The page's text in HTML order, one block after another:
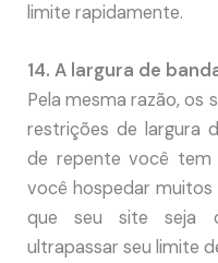
limite rapidamente.
14. A largura de
Pela mesma razão,
restrições de largura
de repente você
você hospedar muitos
que seu site seja
ultrapassar seu limite